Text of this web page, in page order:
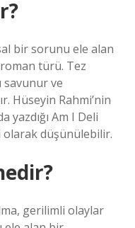
bir sorunu ele alan
türü. Tez
savunur ve
Hüseyin Rahmi’nin
yazdığı Am I Deli
olarak düşünülebilir.
gerilimli olaylar